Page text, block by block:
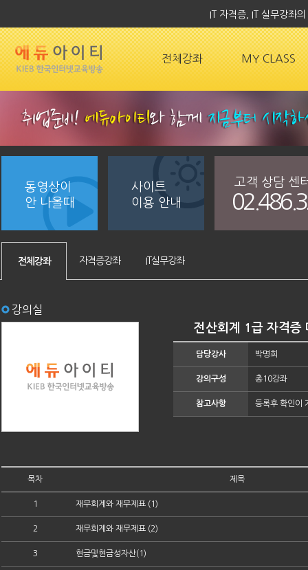
IT 자격증, IT 실무강좌
전체강좌 MY CLASS
동영상이
안 나올때
사이트
이용 안내
고객 상담 센
전체강좌 자격증강좌 IT실무강좌
강의실
전산회계 1급 자격
담당강사 박명희
강의구성 총10강좌
참고사항 등록후 확인이
목차 제목
1 재무회계와 재무제표 (1)
2 재무회계와 재무제표 (2)
3 현금및현금성자산(1)